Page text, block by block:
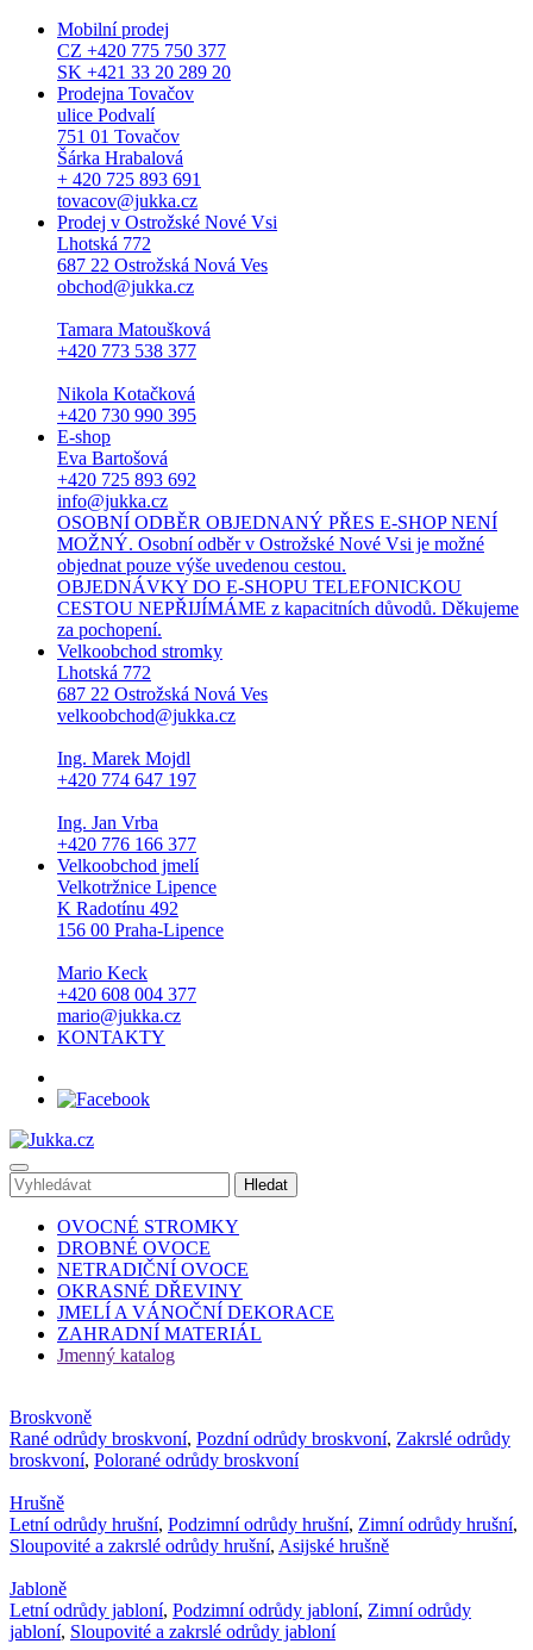
Mobilní prodej
CZ +420 775 750 377
SK +421 33 20 289 20
Prodejna Tovačov
ulice Podvalí
751 01 Tovačov
Šárka Hrabalová
+ 420 725 893 691
tovacov@jukka.cz
Prodej v Ostrožské Nové Vsi
Lhotská 772
687 22 Ostrožská Nová Ves
obchod@jukka.cz
Tamara Matoušková
+420 773 538 377
Nikola Kotačková
+420 730 990 395
E-shop
Eva Bartošová
+420 725 893 692
info@jukka.cz
OSOBNÍ ODBĚR OBJEDNANÝ PŘES E-SHOP NENÍ
MOŽNÝ. Osobní odběr v Ostrožské Nové Vsi je možné
objednat pouze výše uvedenou cestou.
OBJEDNÁVKY DO E-SHOPU TELEFONICKOU
CESTOU NEPŘIJÍMÁME z kapacitních důvodů. Děkujeme
za pochopení.
Velkoobchod stromky
Lhotská 772
687 22 Ostrožská Nová Ves
velkoobchod@jukka.cz
Ing. Marek Mojdl
+420 774 647 197
Ing. Jan Vrba
+420 776 166 377
Velkoobchod jmelí
Velkotržnice Lipence
K Radotínu 492
156 00 Praha-Lipence
Mario Keck
+420 608 004 377
mario@jukka.cz
KONTAKTY
OVOCNÉ STROMKY
DROBNÉ OVOCE
NETRADIČNÍ OVOCE
OKRASNÉ DŘEVINY
JMELÍ A VÁNOČNÍ DEKORACE
ZAHRADNÍ MATERIÁL
Jmenný katalog
Broskvoně
Rané odrůdy broskvoní, Pozdní odrůdy broskvoní, Zakrslé odrůdy
broskvoní, Polorané odrůdy broskvoní
Hrušně
Letní odrůdy hrušní, Podzimní odrůdy hrušní, Zimní odrůdy hrušní,
Sloupovité a zakrslé odrůdy hrušní, Asijské hrušně
Jabloně
Letní odrůdy jabloní, Podzimní odrůdy jabloní, Zimní odrůdy
jabloní, Sloupovité a zakrslé odrůdy jabloní